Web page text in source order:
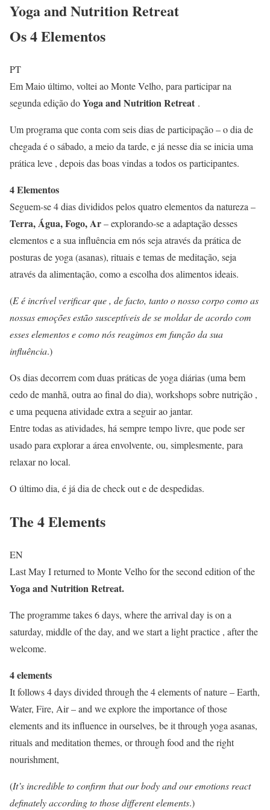
Yoga and Nutrition Retreat
Os 4 Elementos
PT
Em Maio último, voltei ao Monte Velho, para participar na
segunda edição doYoga and Nutrition Retreat .
Um programa que conta com seis dias de participação – o dia de
chegada é o sábado, a meio da tarde, e já nesse dia se inicia uma
prática leve , depois das boas vindas a todos os participantes.
4 Elementos
Seguem-se 4 dias divididos pelos quatro elementos da natureza –
Terra, Água, Fogo, Ar– explorando-se a adaptação desses
elementos e a sua influência em nós seja através da prática de
posturas de yoga (asanas), rituais e temas de meditação, seja
através da alimentação, como a escolha dos alimentos ideais.
(E é incrível verificar que , de facto, tanto o nosso corpo como as
nossas emoções estão susceptíveis de se moldar de acordo com
esses elementos e como nós reagimos em função da sua
influência.)
Os dias decorrem com duas práticas de yoga diárias (uma bem
cedo de manhã, outra ao final do dia), workshops sobre nutrição ,
e uma pequena atividade extra a seguir ao jantar.
Entre todas as atividades, há sempre tempo livre, que pode ser
usado para explorar a área envolvente, ou, simplesmente, para
relaxar no local.
O último dia, é já dia de check out e de despedidas.
The 4 Elements
EN
Last May I returned to Monte Velho for the second edition of the
Yoga and Nutrition Retreat.
The programme takes 6 days, where the arrival day is on a
saturday, middle of the day, and we start a light practice , after the
welcome.
4 elements
It follows 4 days divided through the 4 elements of nature – Earth,
Water, Fire, Air – and we explore the importance of those
elements and its influence in ourselves, be it through yoga asanas,
rituals and meditation themes, or through food and the right
nourishment,
(It’s incredible to confirm that our body and our emotions react
definately according to those different elements.)